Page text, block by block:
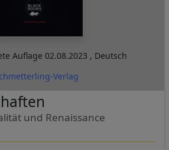
Auflage 02.08.2023 , Deutsch
Verlag
und Renaissance